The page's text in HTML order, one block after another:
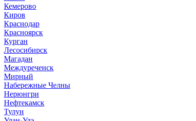
Кемерово
Киров
Краснодар
Красноярск
Курган
Лесосибирск
Магадан
Междуреченск
Мирный
Набережные Челны
Нерюнгри
Нефтекамск
Тулун